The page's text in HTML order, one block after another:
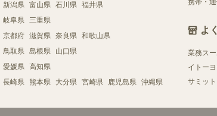
新潟県 富山県 石川県 福井県
岐阜県 三重県
京都府 滋賀県 奈良県 和歌山県
鳥取県 島根県 山口県
愛媛県 高知県
長崎県 熊本県 大分県 宮崎県 鹿児島県 沖縄県
携帯・
よ
業務ス
イトー
サミット